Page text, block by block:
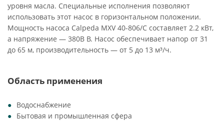
уровня масла. Специальные исполнения позволяют
использовать этот насос в горизонтальном положении.
Мощность насоса Calpeda MXV 40-806/C составляет 2.2 кВт,
а напряжение — 380В В. Насос обеспечивает напор от 31
до 65 м, производительность — от 5 до 13 м³/ч.
Область применения
Водоснабжение
Бытовая и промышленная сфера